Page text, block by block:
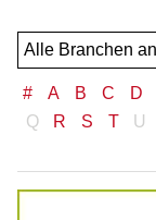
# A B C D
Q
R S T U